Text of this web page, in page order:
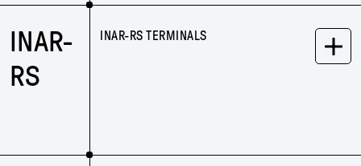
INAR-
RS
INAR-RS TERMINALS